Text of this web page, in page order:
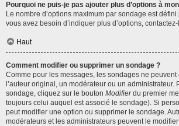
Pourquoi ne puis-je pas ajouter plus d’options à
Le nombre d’options maximum par sondage est défini
vous avez besoin d’indiquer plus d’options,
Haut
Comment modifier ou supprimer un sondage ?
Comme pour les messages, les sondages ne
l’auteur original, un modérateur ou un administrateur.
sondage, cliquez sur le bouton Modifierdu premier
toujours celui auquel est associé le sondage). Si
peut modifier une option ou supprimer le sondage.
modérateurs et les administrateurs peuvent le